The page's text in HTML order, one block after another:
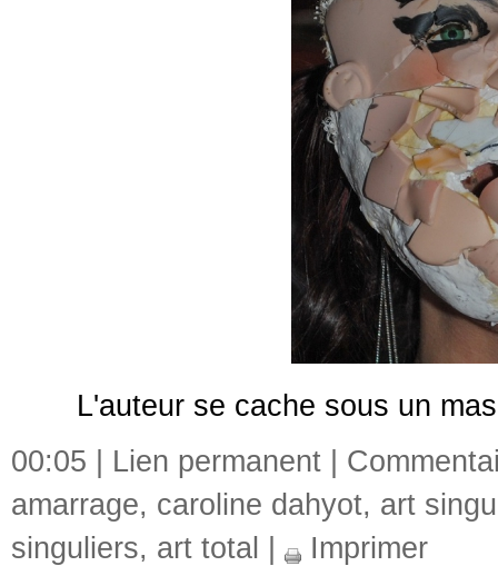
L'auteur se cache sous un
00:05 | Lien permanent
amarrage, caroline dahyot, art
singuliers, art total Imprimer